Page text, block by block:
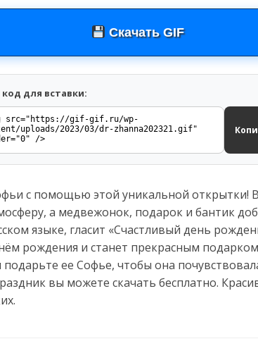
Скачать GIF
код для вставки:
с помощью этой уникальной открытки!
а медвежонок, подарок и бантик
языке, гласит «Счастливый день
рождения и станет прекрасным
подарьте ее Софье, чтобы она
вы можете скачать бесплатно.